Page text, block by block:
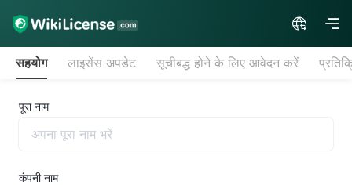
सहयोग लाइसेंस अपडेट सूचीबद्ध होने के लिए आवेदन करें
पूरा नाम
कंपनी नाम